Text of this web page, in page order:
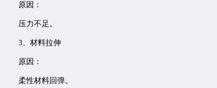
原因：
压力不足。
3、材料拉伸
原因：
柔性材料回弹。